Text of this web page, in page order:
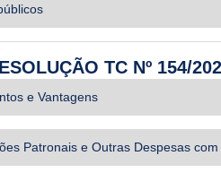
TC Nº 154/
e Vantagens
Patronais e Outras Despesas